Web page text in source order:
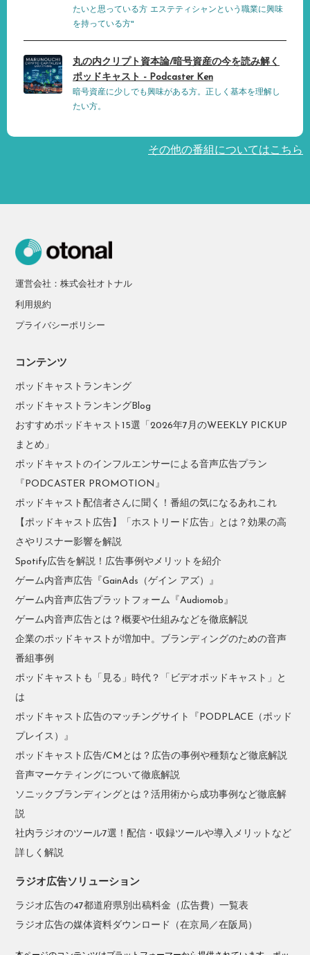
たいと思っている方 エステティシャンという職業に興味
を持っている方"
丸の内クリプト資本論/暗号資産の今を読み解く
ポッドキャスト - Podcaster Ken
暗号資産に少しでも興味がある方。正しく基本を理解し
たい方。
その他の番組についてはこちら
運営会社：株式会社オトナル
利用規約
プライバシーポリシー
コンテンツ
ポッドキャストランキング
ポッドキャストランキングBlog
おすすめポッドキャスト15選「2026年7月のWEEKLY PICKUP
まとめ」
ポッドキャストのインフルエンサーによる音声広告プラン
『PODCASTER PROMOTION』
ポッドキャスト配信者さんに聞く！番組の気になるあれこれ
【ポッドキャスト広告】「ホストリード広告」とは？効果の高
さやリスナー影響を解説
Spotify広告を解説！広告事例やメリットを紹介
ゲーム内音声広告『GainAds（ゲイン アズ）』
ゲーム内音声広告プラットフォーム『Audiomob』
ゲーム内音声広告とは？概要や仕組みなどを徹底解説
企業のポッドキャストが増加中。ブランディングのための音声
番組事例
ポッドキャストも「見る」時代？「ビデオポッドキャスト」と
は
ポッドキャスト広告のマッチングサイト『PODPLACE（ポッド
プレイス）』
ポッドキャスト広告/CMとは？広告の事例や種類など徹底解説
音声マーケティングについて徹底解説
ソニックブランディングとは？活用術から成功事例など徹底解
説
社内ラジオのツール7選！配信・収録ツールや導入メリットなど
詳しく解説
ラジオ広告ソリューション
ラジオ広告の47都道府県別出稿料金（広告費）一覧表
ラジオ広告の媒体資料ダウンロード（在京局／在阪局）